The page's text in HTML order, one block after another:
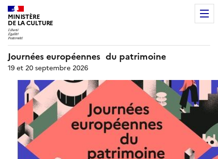
MINISTÈRE
DE LA CULTURE
Journées européennes du patrimoine
19 et 20 septembre 2026